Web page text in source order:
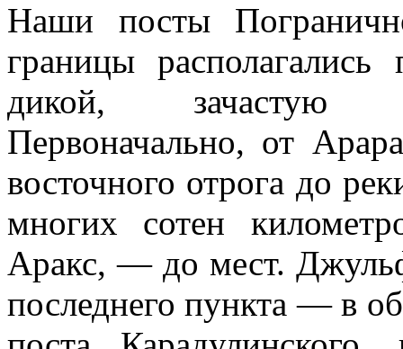
Наши посты
границы
дикой, зачастую
Первоначально, от
восточного отрога до
многих сотен
Аракс, — до мест.
последнего пункта — в